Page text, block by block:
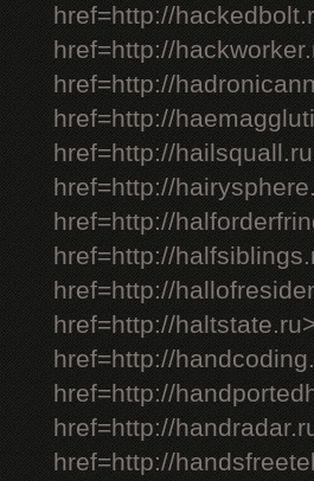
href=http://
href=http://
href=http://
href=http://
href=http://
href=http://
href=http://
href=http://
href=http://
href=http://
href=http://
href=http://
href=http://
href=http://